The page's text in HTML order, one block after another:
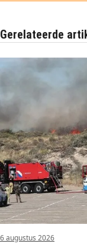
Gerelateerde
6 augustus 2026